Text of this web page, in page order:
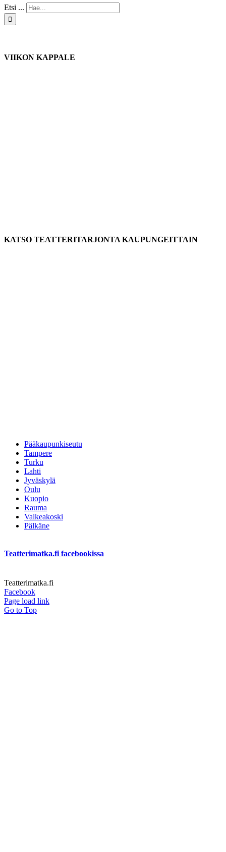
Etsi ...
VIIKON KAPPALE
KATSO TEATTERITARJONTA KAUPUNGEITTAIN
Pääkaupunkiseutu
Tampere
Turku
Lahti
Jyväskylä
Oulu
Kuopio
Rauma
Valkeakoski
Pälkäne
Teatterimatka.fi facebookissa
Teatterimatka.fi
Facebook
Page load link
Go to Top